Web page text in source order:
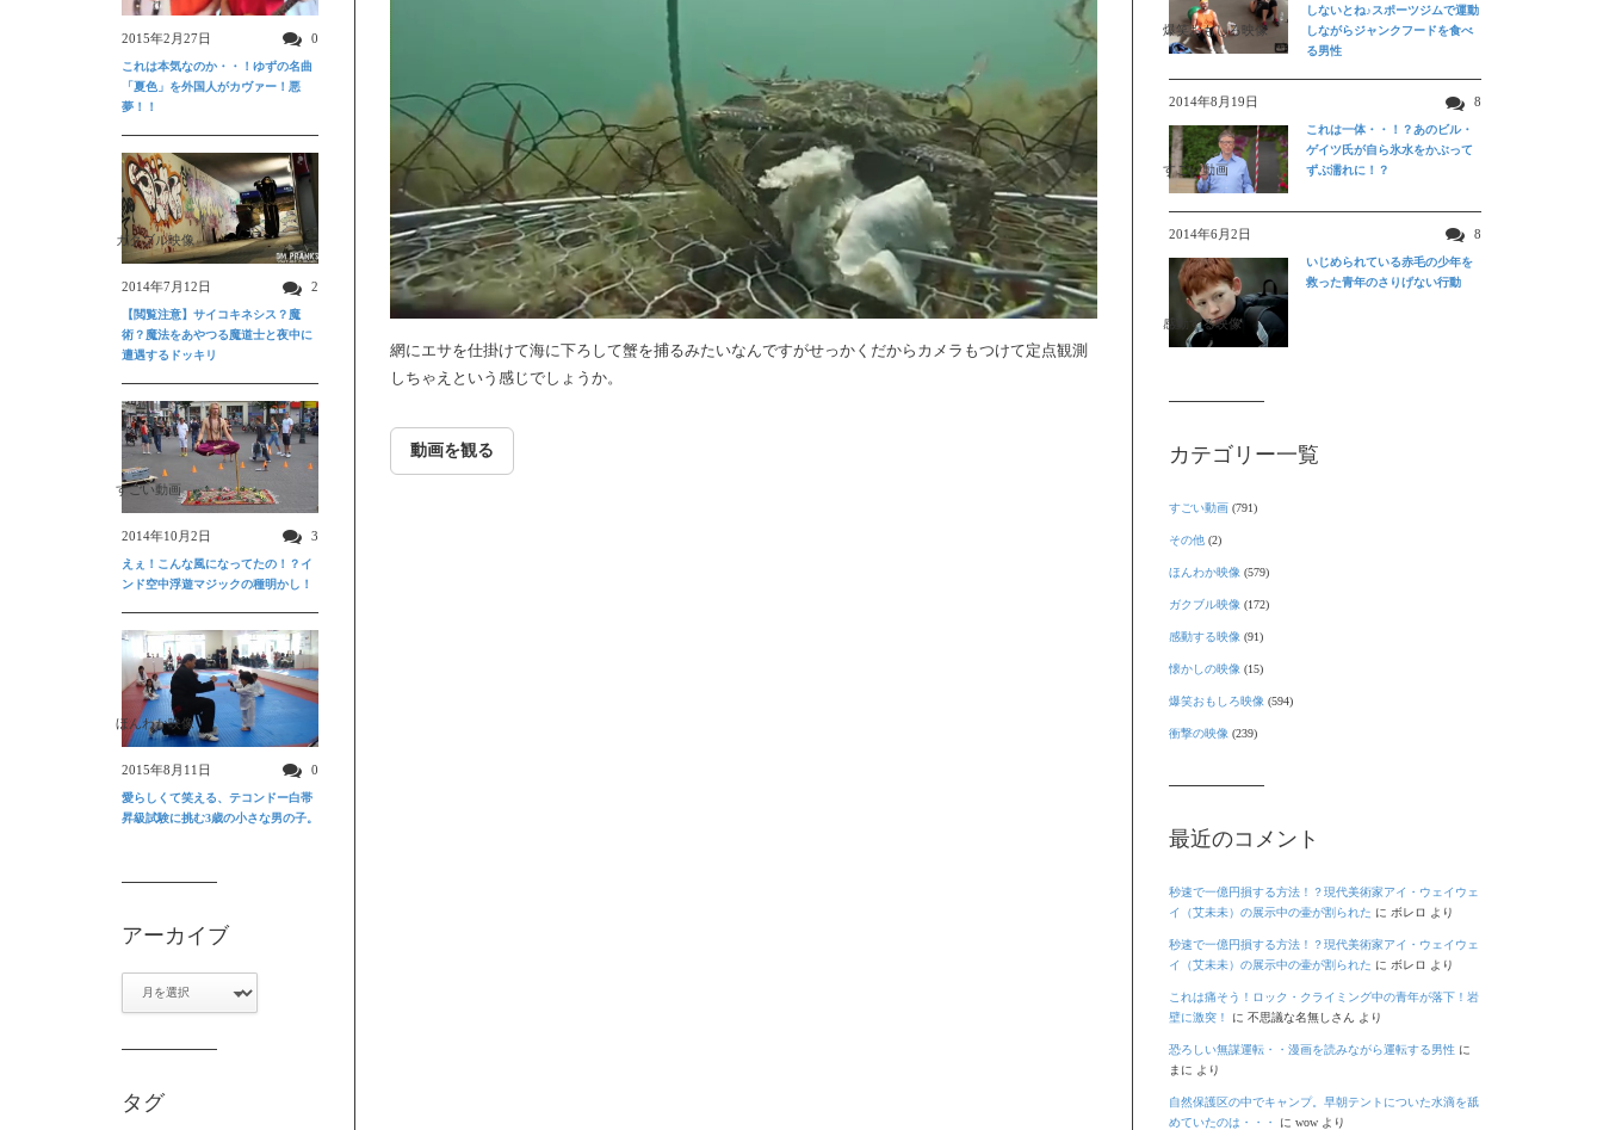
網にエサを仕掛けて海に下ろして蟹を捕るみたいなんですがせっかくだからカメラもつけて定点観測
しちゃえという感じでしょうか。
動画を観る
爆笑おもしろ映像
しないとね♪スポーツジムで運動
しながらジャンクフードを食べ
る男性
2014年8月19日 8
すごい動画
これは一体・・！？あのビル・
ゲイツ氏が自ら氷水をかぶって
ずぶ濡れに！？
2014年6月2日 8
感動する映像
いじめられている赤毛の少年を
救った青年のさりげない行動
カテゴリー一覧
すごい動画 (791)
その他 (2)
ほんわか映像 (579)
ガクブル映像 (172)
感動する映像 (91)
懐かしの映像 (15)
爆笑おもしろ映像 (594)
衝撃の映像 (239)
最近のコメント
秒速で一億円損する方法！？現代美術家アイ・ウェイウェ
イ（艾未未）の展示中の壷が割られた に ボレロ より
秒速で一億円損する方法！？現代美術家アイ・ウェイウェ
イ（艾未未）の展示中の壷が割られた に ボレロ より
これは痛そう！ロック・クライミング中の青年が落下！岩
壁に激突！
に 不思議な名無しさん より
恐ろしい無謀運転・・漫画を読みながら運転する男性に
まに より
自然保護区の中でキャンプ。早朝テントについた水滴を舐
めていたのは・・・
に wowより
2015年2月27日 0
これは本気なのか・・！ゆずの名曲
「夏色」を外国人がカヴァー！悪
夢！！
ガクブル映像
2014年7月12日 2
【閲覧注意】サイコキネシス？魔
術？魔法をあやつる魔道士と夜中に
遭遇するドッキリ
すごい動画
2014年10月2日 3
えぇ！こんな風になってたの！？イ
ンド空中浮遊マジックの種明かし！
ほんわか映像
2015年8月11日 0
愛らしくて笑える、テコンドー白帯
昇級試験に挑む3歳の小さな男の子。
アーカイブ
タグ